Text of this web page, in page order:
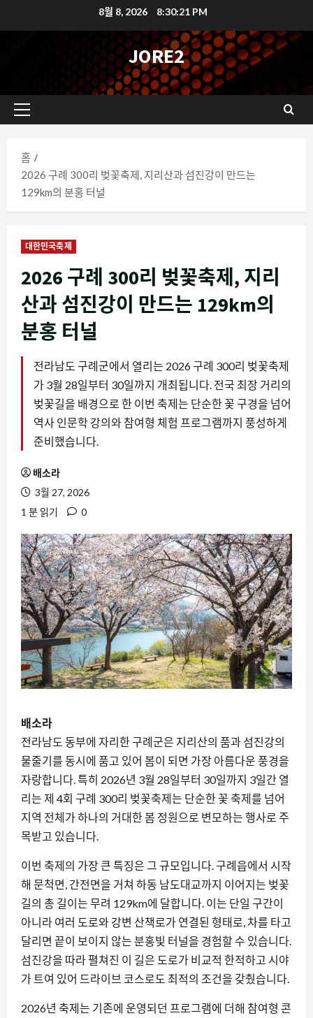
텐
가
8월 8, 2026 8:30:23 PM
JORE2
기
메
뉴
홈
2026 구례 300리 벚꽃축제, 지리산과 섬진강이 만드는
129km의 분홍 터널
대한민국축제
2026 구례 300리 벚꽃축제, 지리
산과 섬진강이 만드는 129km의
분홍 터널
전라남도 구례군에서 열리는 2026 구례 300리 벚꽃축제
가 3월 28일부터 30일까지 개최됩니다. 전국 최장 거리의
벚꽃길을 배경으로 한 이번 축제는 단순한 꽃 구경을 넘어
역사 인문학 강의와 참여형 체험 프로그램까지 풍성하게
준비했습니다.
배소라
3월 27, 2026
1 분 읽기
0
배소라
전라남도 동부에 자리한 구례군은 지리산의 품과 섬진강의
물줄기를 동시에 품고 있어 봄이 되면 가장 아름다운 풍경을
자랑합니다. 특히 2026년 3월 28일부터 30일까지 3일간 열
리는 제 4회 구례 300리 벚꽃축제는 단순한 꽃 축제를 넘어
지역 전체가 하나의 거대한 봄 정원으로 변모하는 행사로 주
목받고 있습니다.
이번 축제의 가장 큰 특징은 그 규모입니다. 구례읍에서 시작
해 문척면, 간전면을 거쳐 하동 남도대교까지 이어지는 벚꽃
길의 총 길이는 무려 129km에 달합니다. 이는 단일 구간이
아니라 여러 도로와 강변 산책로가 연결된 형태로, 차를 타고
달리면 끝이 보이지 않는 분홍빛 터널을 경험할 수 있습니다.
섬진강을 따라 펼쳐진 이 길은 도로가 비교적 한적하고 시야
가 트여 있어 드라이브 코스로도 최적의 조건을 갖췄습니다.
2026년 축제는 기존에 운영되던 프로그램에 더해 참여형 콘